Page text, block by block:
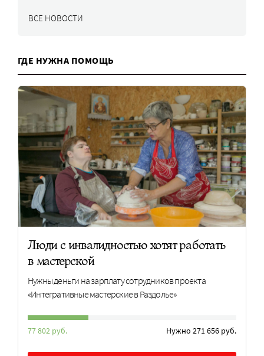
ВСЕ НОВОСТИ
ГДЕ НУЖНА ПОМОЩЬ
Люди с инвалидностью хотят работать
в мастерской
Нужны деньги на зарплату сотрудников проекта
«Интегративные мастерские в Раздолье»
77 802 руб. Нужно 271 656 руб.